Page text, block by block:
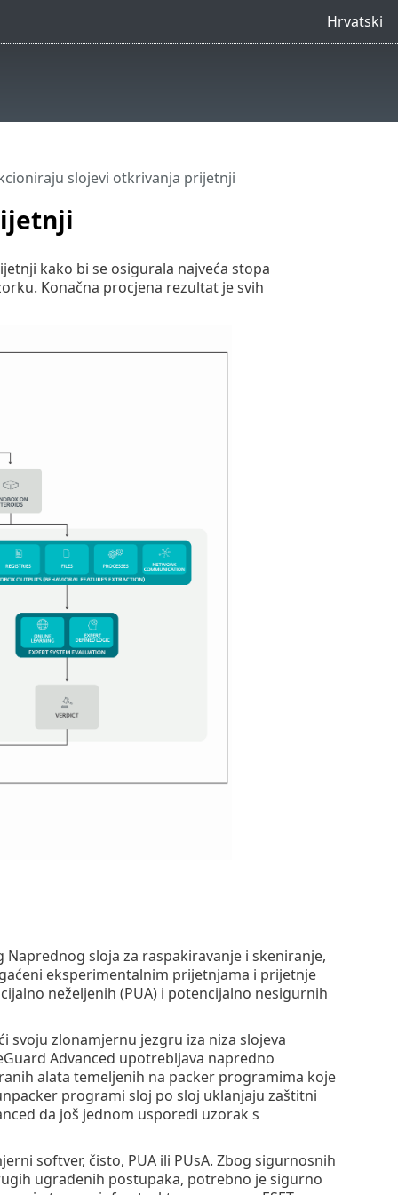
Hrvatski
slojevi otkrivanja prijetnji
kako bi se osigurala najveća stopa
Konačna procjena rezultat je svih
Naprednog sloja za raspakiravanje i skeniranje,
eksperimentalnim prijetnjama i prijetnje
neželjenih (PUA) i potencijalno nesigurnih
zlonamjernu jezgru iza niza slojeva
Advanced upotrebljava napredno
alata temeljenih na packer programima koje
programi sloj po sloj uklanjaju zaštitni
da još jednom usporedi uzorak s
softver, čisto, PUA ili PUsA. Zbog sigurnosnih
ugrađenih postupaka, potrebno je sigurno